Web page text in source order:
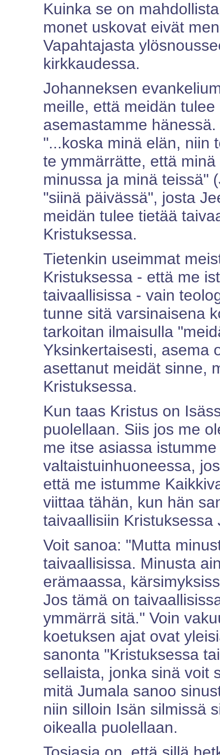
Kuinka se on
monet uskovat eivät
Vapahtajasta
kirkkaudessa.
Johanneksen
meille, että meidän
asemastamme
"...koska minä elän, niin
te ymmärrätte, että
minussa ja minä teissä"
"siinä päivässä", josta
meidän tulee tietää
Kristuksessa.
Tietenkin useimmat
Kristuksessa - että me
taivaallisissa - vain
tunne sitä varsinaisena
tarkoitan ilmaisulla
Yksinkertaisesti, asema
asettanut meidät sinne,
Kristuksessa.
Kun taas Kristus on
puolellaan. Siis jos me
me itse asiassa
valtaistuinhuoneessa,
että me istumme
viittaa tähän, kun hän
taivaallisiin
Voit sanoa: "Mutta
taivaallisissa. Minusta
erämaassa,
Jos tämä on
ymmärrä sitä." Voin
koetuksen ajat ovat
sanonta "Kristuksessa
sellaista, jonka sinä voit
mitä Jumala sanoo
niin silloin Isän silmissä
oikealla puolellaan.